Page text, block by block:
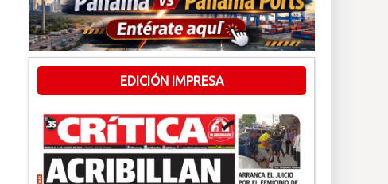
EDICIÓN IMPRESA